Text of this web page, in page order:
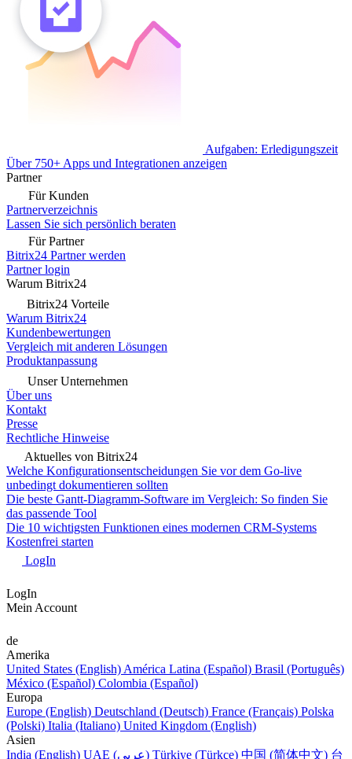
Aufgaben: Erledigungszeit
Über 750+ Apps und Integrationen anzeigen
Partner
Für Kunden
Partnerverzeichnis
Lassen Sie sich persönlich beraten
Für Partner
Bitrix24 Partner werden
Partner login
Warum Bitrix24
Bitrix24 Vorteile
Warum Bitrix24
Kundenbewertungen
Vergleich mit anderen Lösungen
Produktanpassung
Unser Unternehmen
Über uns
Kontakt
Presse
Rechtliche Hinweise
Aktuelles von Bitrix24
Welche Konfigurationsentscheidungen Sie vor dem Go-live
unbedingt dokumentieren sollten
Die beste Gantt-Diagramm-Software im Vergleich: So finden Sie
das passende Tool
Die 10 wichtigsten Funktionen eines modernen CRM-Systems
Kostenfrei starten
LogIn
LogIn
Mein Account
de
Amerika
United States (English) América Latina (Español) Brasil (Português)
México (Español) Colombia (Español)
Europa
Europe (English) Deutschland (Deutsch) France (Français) Polska
(Polski) Italia (Italiano) United Kingdom (English)
Asien
India (English)
UAE (عربي) Türkiye (Türkçe) 中国 (简体中文) 台